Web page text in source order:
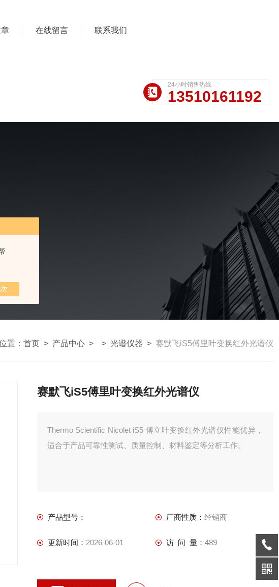
在线留言 联系我们
24小时销售热线
13510161192
置： 首页 > 产品中心 > > 光谱仪器 > 赛默飞iS5傅里叶变换红外光谱仪
赛默飞iS5傅里叶变换红外光谱仪
Thermo Scientific Nicolet iS5 傅立叶变换红外光谱仪性能优异，
适合于产品可靠性测试、质量控制、材料鉴定等分析工作。
产品型号： 厂商性质： 经销商
更新时间： 2026-06-01 访 问 量： 489